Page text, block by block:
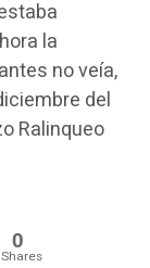
la
no veía,
del
Ralinqueo
0
Shares